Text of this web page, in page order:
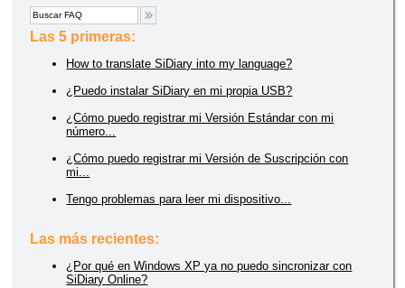
Las 5 primeras:
How to translate SiDiary into my language?
¿Puedo instalar SiDiary en mi propia USB?
¿Cómo puedo registrar mi Versión Estándar con mi
número...
¿Cómo puedo registrar mi Versión de Suscripción con
mi...
Tengo problemas para leer mi dispositivo...
Las más recientes:
¿Por qué en Windows XP ya no puedo sincronizar con
SiDiary Online?